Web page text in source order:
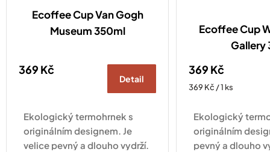
Ecoffee Cup Van Gogh
Museum 350ml
369 Kč
Detail
Ekologický termohrnek s
originálním designem. Je
velice pevný a dlouho vydrží.
Ecoffee Cup
Gallery
369 Kč
Měrná
369 Kč / 1 ks
Ekologický
originálním
pevný a dlouho